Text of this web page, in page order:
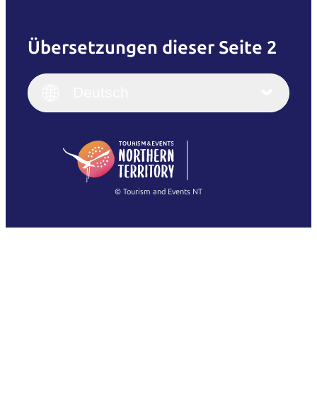
Übersetzungen dieser Seite 2
English
(Singapore)
Français
Italiano
繁體中文
© Tourism and Events NT